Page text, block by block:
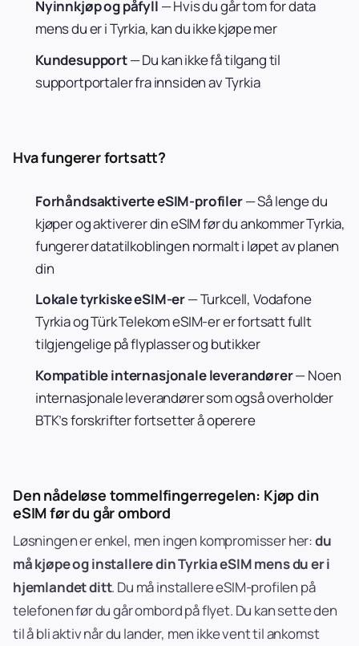
Nyinnkjøp og påfyll — Hvis du går tom for data
mens du er i Tyrkia, kan du ikke kjøpe mer
Kundesupport— Du kan ikke få tilgang til
supportportaler fra innsiden av Tyrkia
Hva fungerer fortsatt?
Forhåndsaktiverte eSIM-profiler— Så lenge du
kjøper og aktiverer din eSIM før du ankommer Tyrkia,
fungerer datatilkoblingen normalt i løpet av planen
din
Lokale tyrkiske eSIM-er— Turkcell, Vodafone
Tyrkia og Türk Telekom eSIM-er er fortsatt fullt
tilgjengelige på flyplasser og butikker
Kompatible internasjonale leverandører— Noen
internasjonale leverandører som også overholder
BTK’s forskrifter fortsetter å operere
Den nådeløse tommelfingerregelen: Kjøp din
eSIM før du går ombord
Løsningen er enkel, men ingen kompromisser her:du
må kjøpe og installere din Tyrkia eSIM mens du er i
hjemlandet ditt. Du må installere eSIM-profilen på
telefonen før du går ombord på flyet. Du kan sette den
til å bli aktiv når du lander, men ikke vent til ankomst